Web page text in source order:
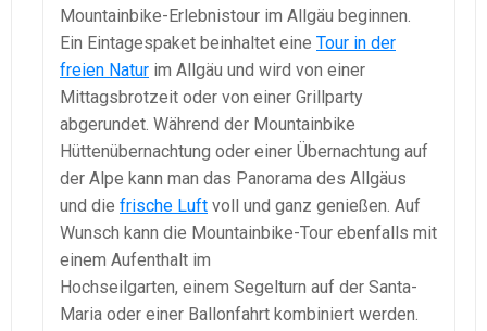
Mountainbike-Erlebnistour im Allgäu beginnen.
Ein Eintagespaket beinhaltet eine Tour in der
freien Natur im Allgäu und wird von einer
Mittagsbrotzeit oder von einer Grillparty
abgerundet. Während der Mountainbike
Hüttenübernachtung oder einer Übernachtung auf
der Alpe kann man das Panorama des Allgäus
und die frische Luft voll und ganz genießen. Auf
Wunsch kann die Mountainbike-Tour ebenfalls mit
einem Aufenthalt im
Hochseilgarten, einem Segelturn auf der Santa-
Maria oder einer Ballonfahrt kombiniert werden.